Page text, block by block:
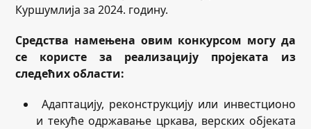
Куршумлија за 2024. годину.
Средства намењена овим конкурсом могу да
се користе за реализацију пројеката из
следећих области:
Aдаптацију, реконструкцију или инвестционо
и текуће одржавање цркава, верских објеката